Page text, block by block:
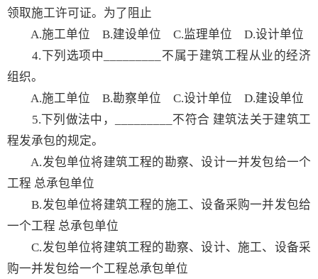
领取施工许可证。为了阻止
A.施工单位 B.建设单位 C.监理单位 D.设计单位
4.下列选项中_________不属于建筑工程从业的经济
组织。
A.施工单位 B.勘察单位 C.设计单位 D.建设单位
5.下列做法中，_________不符合 建筑法关于建筑工
程发承包的规定。
A.发包单位将建筑工程的勘察、设计一并发包给一个
工程 总承包单位
B.发包单位将建筑工程的施工、设备采购一并发包给
一个工程 总承包单位
C.发包单位将建筑工程的勘察、设计、施工、设备采
购一并发包给一个工程总承包单位